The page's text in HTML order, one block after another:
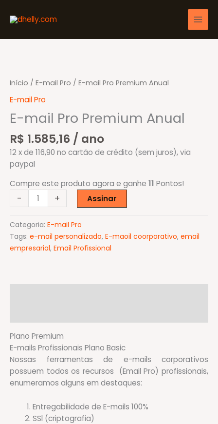
para
conteúdo
Início / E-mail Pro / E-mail Pro Premium Anual
E-mail Pro
E-mail Pro Premium Anual
R$ 1.585,16 / ano
12 x de 116,90 no cartão de crédito (sem juros), via
paypal
Compre este produto agora e ganhe 11 Pontos!
-
mail
Pro
Premium
Anual
quantidade
+ Assinar
Categoria: E-mail Pro
Tags: e-mail personalizado, E-maoil coorporativo, email
empresarial, Email Profissional
Plano Premium
E-mails Profissionais Plano Basic
Nossas ferramentas de e-mails corporativos
possuem todos os recursos (Email Pro) profissionais,
enumeramos alguns em destaques:
Entregabilidade de E-mails 100%
SSl (criptografia)